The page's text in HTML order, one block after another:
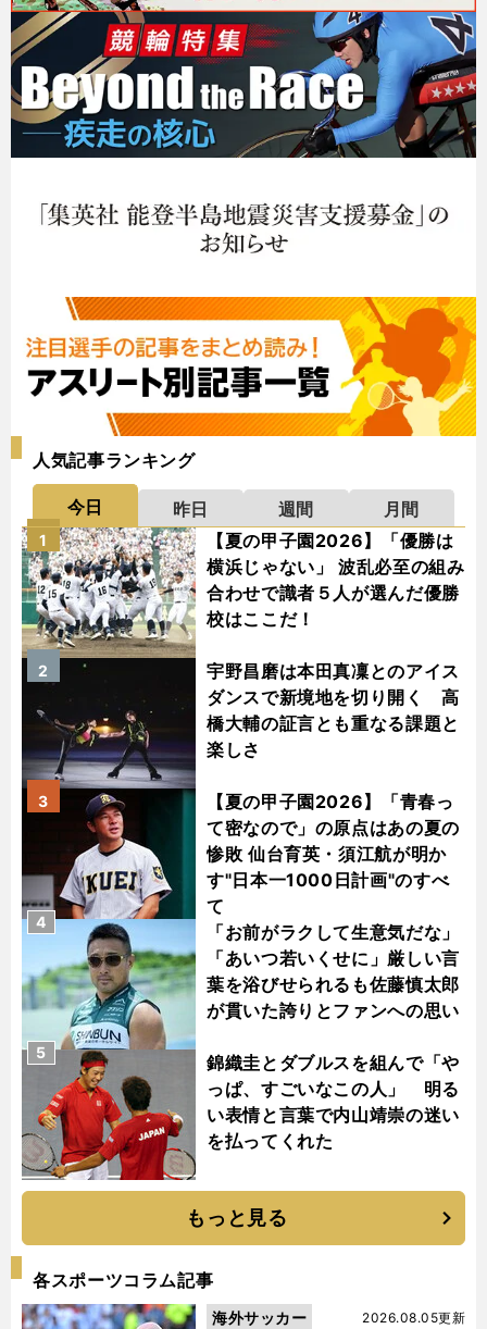
人気記事ランキング
今日 昨日 週間
月間
【夏の甲子園2026】「優勝は
横浜じゃない」 波乱必至の組み
合わせで識者５人が選んだ優勝
校はここだ！
1
宇野昌磨は本田真凜とのアイス
ダンスで新境地を切り開く 高
橋大輔の証言とも重なる課題と
楽しさ
2
【夏の甲子園2026】「青春っ
て密なので」の原点はあの夏の
惨敗 仙台育英・須江航が明か
す"日本一1000日計画"のすべ
て
3
「お前がラクして生意気だな」
「あいつ若いくせに」厳しい言
葉を浴びせられるも佐藤慎太郎
が貫いた誇りとファンへの思い
4
錦織圭とダブルスを組んで「や
っぱ、すごいなこの人」 明る
い表情と言葉で内山靖崇の迷い
を払ってくれた
5
もっと見る
各スポーツコラム記事
2026.08.05更新
海外サッカー